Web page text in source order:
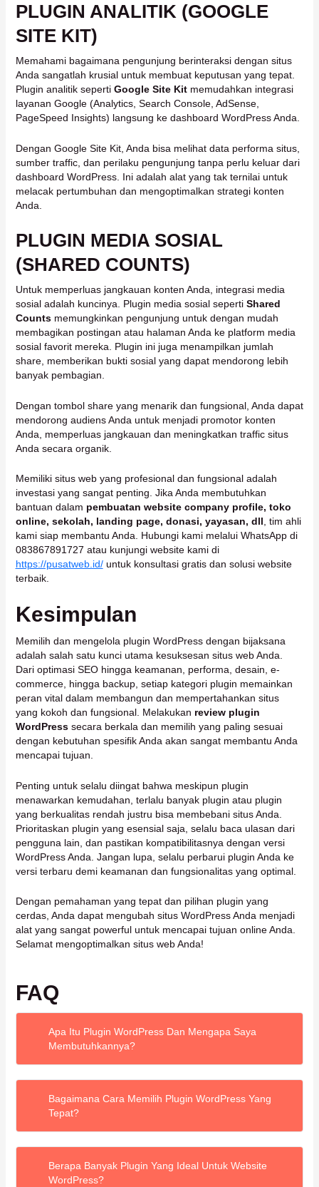
PLUGIN ANALITIK (GOOGLE
SITE KIT)
Memahami bagaimana pengunjung berinteraksi dengan situs
Anda sangatlah krusial untuk membuat keputusan yang tepat.
Plugin analitik seperti Google Site Kitmemudahkan integrasi
layanan Google (Analytics, Search Console, AdSense,
PageSpeed Insights) langsung ke dashboard WordPress Anda.
Dengan Google Site Kit, Anda bisa melihat data performa situs,
sumber traffic, dan perilaku pengunjung tanpa perlu keluar dari
dashboard WordPress. Ini adalah alat yang tak ternilai untuk
melacak pertumbuhan dan mengoptimalkan strategi konten
Anda.
PLUGIN MEDIA SOSIAL
(SHARED COUNTS)
Untuk memperluas jangkauan konten Anda, integrasi media
sosial adalah kuncinya. Plugin media sosial seperti Shared
Countsmemungkinkan pengunjung untuk dengan mudah
membagikan postingan atau halaman Anda ke platform media
sosial favorit mereka. Plugin ini juga menampilkan jumlah
share, memberikan bukti sosial yang dapat mendorong lebih
banyak pembagian.
Dengan tombol share yang menarik dan fungsional, Anda dapat
mendorong audiens Anda untuk menjadi promotor konten
Anda, memperluas jangkauan dan meningkatkan traffic situs
Anda secara organik.
Memiliki situs web yang profesional dan fungsional adalah
investasi yang sangat penting. Jika Anda membutuhkan
bantuan dalam pembuatan website company profile, toko
online, sekolah, landing page, donasi, yayasan, dll , tim ahli
kami siap membantu Anda. Hubungi kami melalui WhatsApp di
083867891727 atau kunjungi website kami di
https://pusatweb.id/untuk konsultasi gratis dan solusi website
terbaik.
Kesimpulan
Memilih dan mengelola plugin WordPress dengan bijaksana
adalah salah satu kunci utama kesuksesan situs web Anda.
Dari optimasi SEO hingga keamanan, performa, desain, e-
commerce, hingga backup, setiap kategori plugin memainkan
peran vital dalam membangun dan mempertahankan situs
yang kokoh dan fungsional. Melakukan review plugin
WordPresssecara berkala dan memilih yang paling sesuai
dengan kebutuhan spesifik Anda akan sangat membantu Anda
mencapai tujuan.
Penting untuk selalu diingat bahwa meskipun plugin
menawarkan kemudahan, terlalu banyak plugin atau plugin
yang berkualitas rendah justru bisa membebani situs Anda.
Prioritaskan plugin yang esensial saja, selalu baca ulasan dari
pengguna lain, dan pastikan kompatibilitasnya dengan versi
WordPress Anda. Jangan lupa, selalu perbarui plugin Anda ke
versi terbaru demi keamanan dan fungsionalitas yang optimal.
Dengan pemahaman yang tepat dan pilihan plugin yang
cerdas, Anda dapat mengubah situs WordPress Anda menjadi
alat yang sangat powerful untuk mencapai tujuan online Anda.
Selamat mengoptimalkan situs web Anda!
FAQ
Apa Itu Plugin WordPress Dan Mengapa Saya
Membutuhkannya?
yang berfungsi memperluas fungsionalitas dasar situs
WordPress Anda. Anda membutuhkannya untuk
menambahkan fitur-fitur khusus seperti SEO, keamanan,
Bagaimana Cara Memilih Plugin WordPress Yang
Tepat?
Perhatikan baik-baik ulasan pengguna, kapan terakhir
kali plugin diperbarui, jumlah instalasi aktif, dan
Berapa Banyak Plugin Yang Ideal Untuk Website
WordPress?